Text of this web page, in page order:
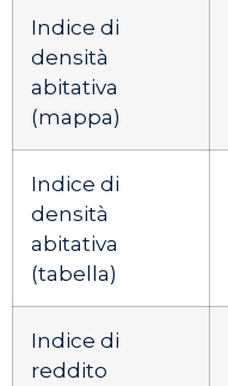
Indice di
densità
abitativa
(mappa)
Indice di
densità
abitativa
(tabella)
Indice di
reddito